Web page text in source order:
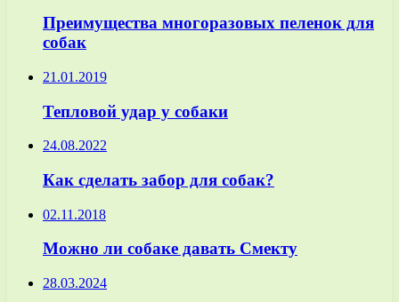
Преимущества многоразовых пеленок для
собак
21.01.2019
Тепловой удар у собаки
24.08.2022
Как сделать забор для собак?
02.11.2018
Можно ли собаке давать Смекту
28.03.2024